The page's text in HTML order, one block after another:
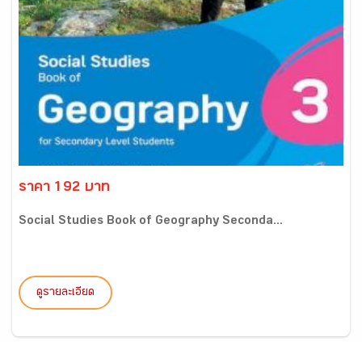
ราคา 192 บาท
Social Studies Book of Geography Seconda...
ดูรายละเอียด